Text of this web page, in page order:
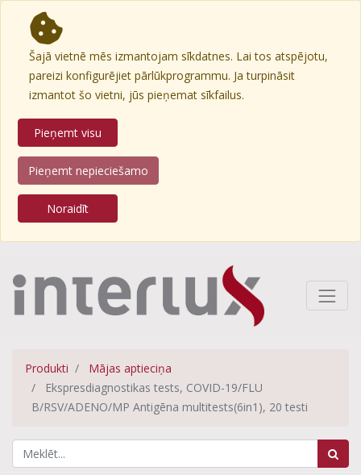
Šajā vietnē mēs izmantojam sīkdatnes. Lai tos atspējotu,
pareizi konfigurējiet pārlūkprogrammu. Ja turpināsit
izmantot šo vietni, jūs pieņemat sīkfailus.
Pieņemt visu
Pieņemt nepieciešamo
Noraidīt
Produkti
Mājas aptieciņa
Ekspresdiagnostikas tests, COVID-19/FLU
B/RSV/ADENO/MP Antigēna multitests(6in1), 20 testi